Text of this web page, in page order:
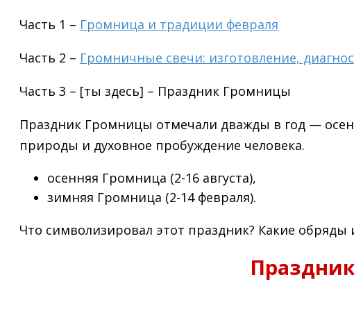
Часть 1 – Громница и традиции февраля
Часть 2 – Громничные свечи: изготовление,
Часть 3 – [ты здесь] – Праздник Громницы
Праздник Громницы отмечали дважды в год —
природы и духовное пробуждение человека.
осенняя Громница (2-16 августа),
зимняя Громница (2-14 февраля).
Что символизировал этот праздник? Какие